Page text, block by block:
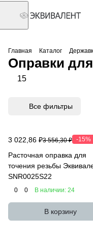
Главная Каталог
Оправки
15
Все фильтры
3 022,86 ₽3 556,30 ₽ -15%
Расточная оправка для
точения резьбы
SNR0025S22
0 0 В наличии: 24
В корзину